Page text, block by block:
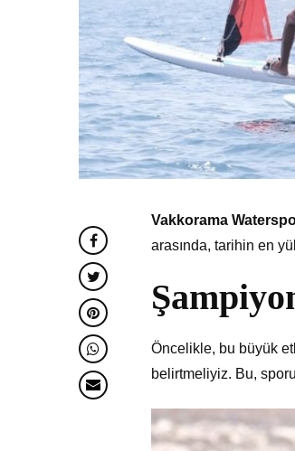
Vakkorama
arasında, tarihin en
Öncelikle, bu büyük
belirtmeliyiz. Bu,